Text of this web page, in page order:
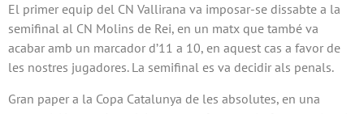
El primer equip del CN Vallirana va imposar-se dissabte a la
semifinal al CN Molins de Rei, en un matx que també va
acabar amb un marcador d’11 a 10, en aquest cas a favor de
les nostres jugadores. La semifinal es va decidir als penals.
Gran paper a la Copa Catalunya de les absolutes, en una